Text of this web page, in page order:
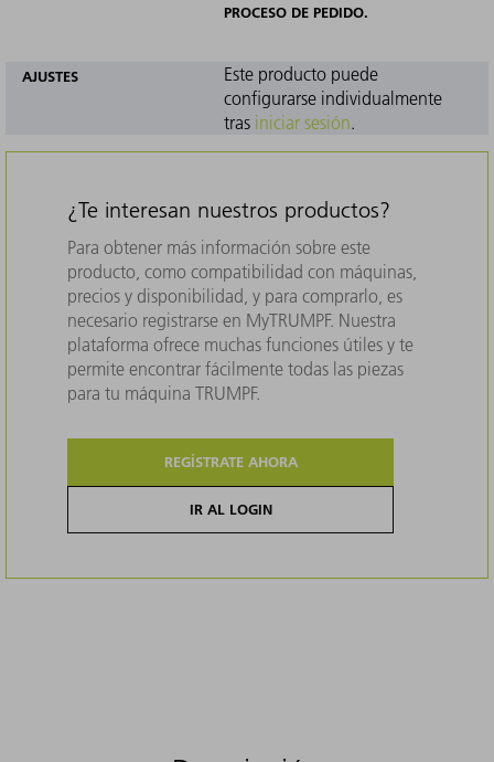
PROCESO DE PEDIDO.
AJUSTES
Este producto puede
configurarse individualmente
tras iniciar sesión.
¿Te interesan nuestros productos?
Para obtener más información sobre este
producto, como compatibilidad con máquinas,
precios y disponibilidad, y para comprarlo, es
necesario registrarse en MyTRUMPF. Nuestra
plataforma ofrece muchas funciones útiles y te
permite encontrar fácilmente todas las piezas
para tu máquina TRUMPF.
REGÍSTRATE AHORA
IR AL LOGIN